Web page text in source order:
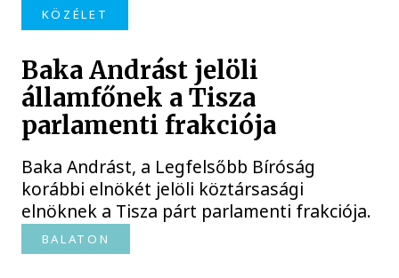
KÖZÉLET
Baka Andrást jelöli
államfőnek a Tisza
parlamenti frakciója
Baka Andrást, a Legfelsőbb Bíróság
korábbi elnökét jelöli köztársasági
elnöknek a Tisza párt parlamenti frakciója.
BALATON